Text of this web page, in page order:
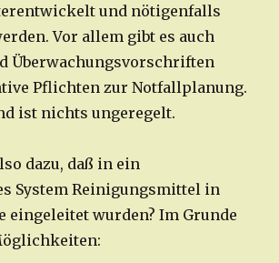
und nötigenfalls
Vor allem gibt es auch
Überwachungsvorschriften
Pflichten zur Notfallplanung.
ist nichts ungeregelt.
dazu, daß in ein
System Reinigungsmittel in
eingeleitet wurden? Im Grunde